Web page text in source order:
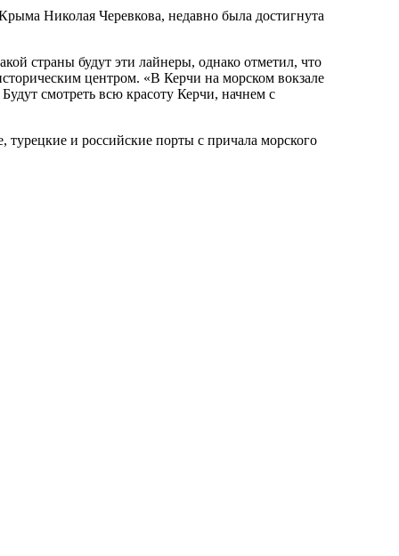
Николая Черевкова, недавно была достигнута
страны будут эти лайнеры, однако отметил, что
центром. «В Керчи на морском вокзале
смотреть всю красоту Керчи, начнем с
и российские порты с причала морского